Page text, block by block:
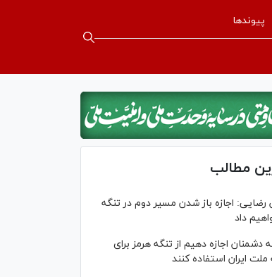
پیوندها
مطالب
اجازه باز شدن مسیر دوم در تنگه
داد
دشمنان اجازه دهیم از تنگه هرمز برای
ملت ایران استفاده کنند